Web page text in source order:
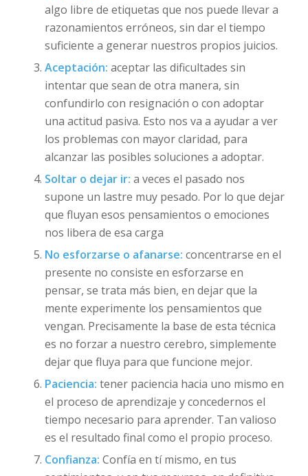
algo libre de etiquetas que nos puede llevar a
razonamientos erróneos, sin dar el tiempo
suficiente a generar nuestros propios juicios.
Aceptación: aceptar las dificultades sin
intentar que sean de otra manera, sin
confundirlo con resignación o con adoptar
una actitud pasiva. Esto nos va a ayudar a ver
los problemas con mayor claridad, para
alcanzar las posibles soluciones a adoptar.
Soltar o dejar ir: a veces el pasado nos
supone un lastre muy pesado. Por lo que dejar
que fluyan esos pensamientos o emociones
nos libera de esa carga
No esforzarse o afanarse: concentrarse en el
presente no consiste en esforzarse en
pensar, se trata más bien, en dejar que la
mente experimente los pensamientos que
vengan. Precisamente la base de esta técnica
es no forzar a nuestro cerebro, simplemente
dejar que fluya para que funcione mejor.
Paciencia: tener paciencia hacia uno mismo en
el proceso de aprendizaje y concedernos el
tiempo necesario para aprender. Tan valioso
es el resultado final como el propio proceso.
Confianza: Confía en tí mismo, en tus